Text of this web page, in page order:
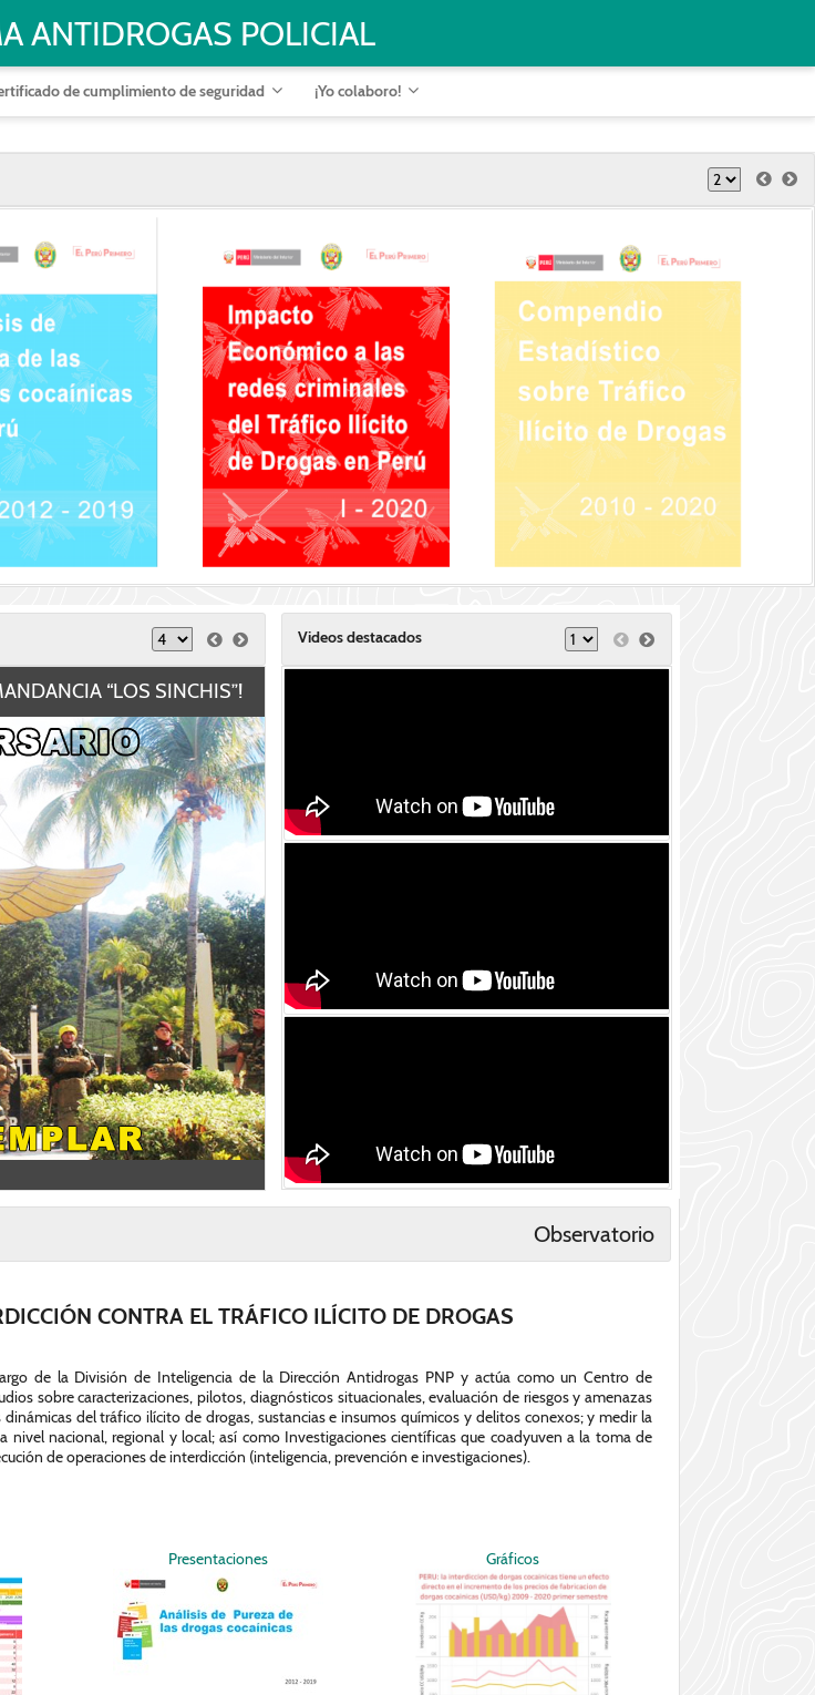
ANTIDROGAS POLICIAL
de cumplimiento de seguridad ¡Yo colaboro!
“LOS SINCHIS”!
Videos destacados
Observatorio
CONTRA EL TRÁFICO ILÍCITO DE DROGAS
de la División de Inteligencia de la Dirección Antidrogas PNP y actúa como un Centro de
sobre caracterizaciones, pilotos, diagnósticos situacionales, evaluación de riesgos y amenazas
del tráfico ilícito de drogas, sustancias e insumos químicos y delitos conexos; y medir la
nacional, regional y local; así como Investigaciones científicas que coadyuven a la toma de
de operaciones de interdicción (inteligencia, prevención e investigaciones).
Presentaciones Gráficos